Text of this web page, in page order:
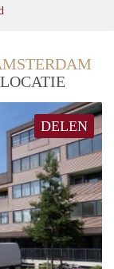
DELEN